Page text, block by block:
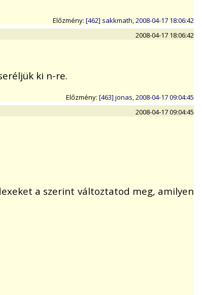
Előzmény: [462] sakkmath, 2008-04-17 18:06:42
2008-04-17 18:06:42
ki n-re.
Előzmény: [463] jonas, 2008-04-17 09:04:45
2008-04-17 09:04:45
a szerint változtatod meg, amilyen